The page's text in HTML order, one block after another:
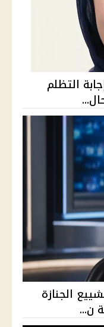
إجابة التظلم
الجنازة
ن...